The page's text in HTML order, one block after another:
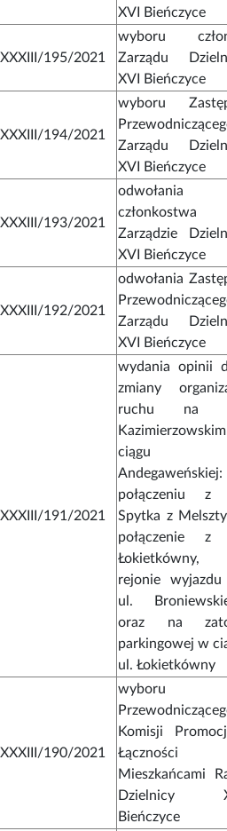
XVI Bieńczyce
XXXIII/195/2021
wyboru
Zarządu
XVI Bieńczyce
XXXIII/194/2021
wyboru
Zarządu
XVI Bieńczyce
XXXIII/193/2021
Zarządzie
XVI Bieńczyce
XXXIII/192/2021
odwołania
Zarządu
XVI Bieńczyce
XXXIII/191/2021
wydania opinii
zmiany
ruchu na
ciągu
połączeniu z
Spytka z
połączenie z
rejonie
ul.
oraz na
parkingowej w
ul. Łokietkówny
XXXIII/190/2021
wyboru
Komisji
Mieszkańcami
Dzielnicy
Bieńczyce